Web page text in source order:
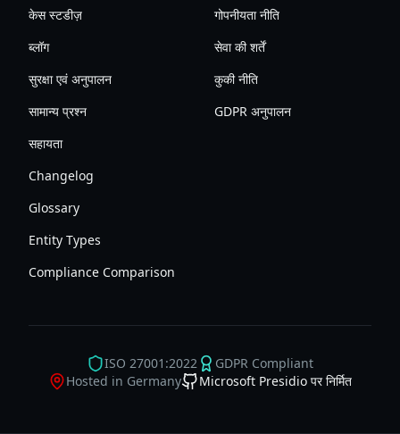
केस स्टडीज़
ब्लॉग
सुरक्षा एवं अनुपालन
सामान्य प्रश्न
सहायता
Changelog
Glossary
Entity Types
Compliance Comparison
गोपनीयता नीति
सेवा की शर्तें
कुकी नीति
GDPR अनुपालन
ISO 27001:2022
GDPR Compliant
Hosted in Germany
Microsoft Presidio पर निर्मित